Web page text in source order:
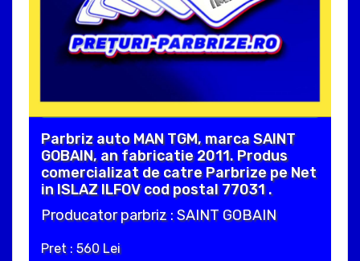
Parbriz auto MAN TGM, marca SAINT
GOBAIN, an fabricatie 2011. Produs
comercializat de catre Parbrize pe Net
in ISLAZ ILFOV cod postal 77031 .
Producator parbriz : SAINT GOBAIN
Pret : 560 Lei